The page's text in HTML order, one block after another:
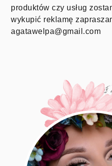
produktów czy usług
wykupić reklamę
agatawelpa@gmail.com